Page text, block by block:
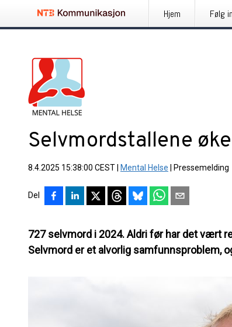
Hjem Følg
Selvmordstallene
8.4.2025 15:38:00 CEST Mental Helse Pressemelding
Del
727 selvmord i 2024. Aldri før har det vært
Selvmord er et alvorlig samfunnsproblem,